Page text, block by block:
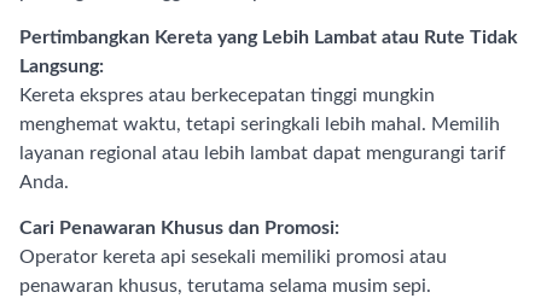
Pertimbangkan Kereta yang Lebih Lambat atau Rute Tidak
Langsung:
Kereta ekspres atau berkecepatan tinggi mungkin
menghemat waktu, tetapi seringkali lebih mahal. Memilih
layanan regional atau lebih lambat dapat mengurangi tarif
Anda.
Cari Penawaran Khusus dan Promosi:
Operator kereta api sesekali memiliki promosi atau
penawaran khusus, terutama selama musim sepi.